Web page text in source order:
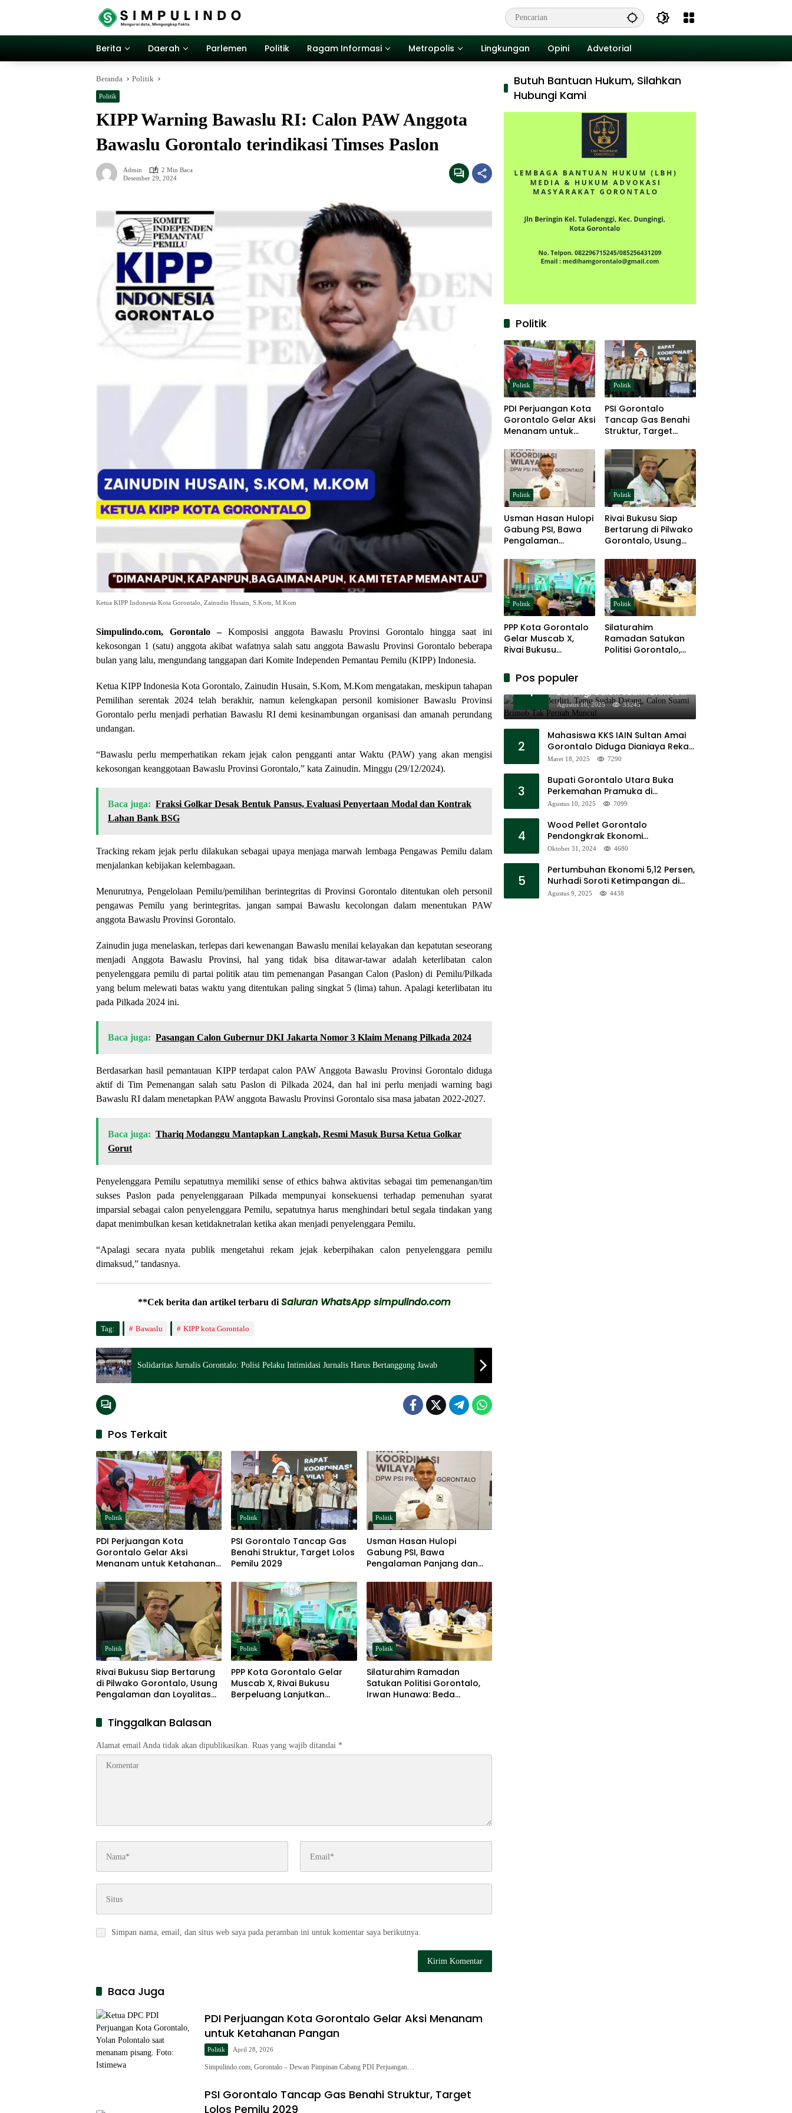
Berita Daerah Parlemen Politik Ragam Informasi Metropolis Lingkungan Opini Advetorial
Beranda Politik
Politik
KIPP Warning Bawaslu RI: Calon PAW Anggota
Bawaslu Gorontalo terindikasi Timses Paslon
Admin
2 Min Baca
Desember 29, 2024
Ketua KIPP Indonesia Kota Gorontalo, Zainudin Husain, S.Kom, M.Kom
Simpulindo.com, Gorontalo – Komposisi anggota Bawaslu Provinsi Gorontalo hingga saat ini
kekosongan 1 (satu) anggota akibat wafatnya salah satu anggota Bawaslu Provinsi Gorontalo beberapa
bulan yang lalu, mengundang tanggapan dari Komite Independen Pemantau Pemilu (KIPP) Indonesia.
Ketua KIPP Indonesia Kota Gorontalo, Zainudin Husain, S.Kom, M.Kom mengatakan, meskipun tahapan
Pemilihan serentak 2024 telah berakhir, namun kelengkapan personil komisioner Bawaslu Provinsi
Gorontalo perlu menjadi perhatian Bawaslu RI demi kesinambungan organisasi dan amanah perundang
undangan.
“Bawaslu perlu memperhatikan rekam jejak calon pengganti antar Waktu (PAW) yang akan mengisi
kekosongan keanggotaan Bawaslu Provinsi Gorontalo,” kata Zainudin. Minggu (29/12/2024).
Baca juga: Fraksi Golkar Desak Bentuk Pansus, Evaluasi Penyertaan Modal dan Kontrak
Lahan Bank BSG
Tracking rekam jejak perlu dilakukan sebagai upaya menjaga marwah lembaga Pengawas Pemilu dalam
menjalankan kebijakan kelembagaan.
Menurutnya, Pengelolaan Pemilu/pemilihan berintegritas di Provinsi Gorontalo ditentukan oleh personil
pengawas Pemilu yang berintegritas. jangan sampai Bawaslu kecolongan dalam menentukan PAW
anggota Bawaslu Provinsi Gorontalo.
Zainudin juga menelaskan, terlepas dari kewenangan Bawaslu menilai kelayakan dan kepatutan seseorang
menjadi Anggota Bawaslu Provinsi, hal yang tidak bisa ditawar-tawar adalah keterlibatan calon
penyelenggara pemilu di partai politik atau tim pemenangan Pasangan Calon (Paslon) di Pemilu/Pilkada
yang belum melewati batas waktu yang ditentukan paling singkat 5 (lima) tahun. Apalagi keterlibatan itu
pada Pilkada 2024 ini.
Baca juga: Pasangan Calon Gubernur DKI Jakarta Nomor 3 Klaim Menang Pilkada 2024
Berdasarkan hasil pemantauan KIPP terdapat calon PAW Anggota Bawaslu Provinsi Gorontalo diduga
aktif di Tim Pemenangan salah satu Paslon di Pilkada 2024, dan hal ini perlu menjadi warning bagi
Bawaslu RI dalam menetapkan PAW anggota Bawaslu Provinsi Gorontalo sisa masa jabatan 2022-2027.
Baca juga: Thariq Modanggu Mantapkan Langkah, Resmi Masuk Bursa Ketua Golkar
Gorut
Penyelenggara Pemilu sepatutnya memiliki sense of ethics bahwa aktivitas sebagai tim pemenangan/tim
sukses Paslon pada penyelenggaraan Pilkada mempunyai konsekuensi terhadap pemenuhan syarat
imparsial sebagai calon penyelenggara Pemilu, sepatutnya harus menghindari betul segala tindakan yang
dapat menimbulkan kesan ketidaknetralan ketika akan menjadi penyelenggara Pemilu.
“Apalagi secara nyata publik mengetahui rekam jejak keberpihakan calon penyelenggara pemilu
dimaksud,” tandasnya.
**Cek berita dan artikel terbaru di Saluran WhatsApp simpulindo.com
Tag: Bawaslu KIPP kota Gorontalo
Solidaritas Jurnalis Gorontalo: Polisi Pelaku Intimidasi Jurnalis Harus Bertanggung Jawab
Pos Terkait
Politik
PDI Perjuangan Kota
Gorontalo Gelar Aksi
Menanam untuk Ketahanan
Politik
PSI Gorontalo Tancap Gas
Benahi Struktur, Target Lolos
Pemilu 2029
Politik
Usman Hasan Hulopi
Gabung PSI, Bawa
Pengalaman Panjang dan
Politik
Rivai Bukusu Siap Bertarung
di Pilwako Gorontalo, Usung
Pengalaman dan Loyalitas
Politik
PPP Kota Gorontalo Gelar
Muscab X, Rivai Bukusu
Berpeluang Lanjutkan
Politik
Silaturahim Ramadan
Satukan Politisi Gorontalo,
Irwan Hunawa: Beda
Tinggalkan Balasan
Alamat email Anda tidak akan dipublikasikan. Ruas yang wajib ditandai *
Simpan nama, email, dan situs web saya pada peramban ini untuk komentar saya berikutnya.
Baca Juga
PDI Perjuangan Kota Gorontalo Gelar Aksi Menanam
untuk Ketahanan Pangan
Politik April 28, 2026
Simpulindo.com, Gorontalo – Dewan Pimpinan Cabang PDI Perjuangan…
PSI Gorontalo Tancap Gas Benahi Struktur, Target
Lolos Pemilu 2029
Butuh Bantuan Hukum, Silahkan
Hubungi Kami
Politik
Politik
PDI Perjuangan Kota
Gorontalo Gelar Aksi
Menanam untuk
Politik
PSI Gorontalo
Tancap Gas Benahi
Struktur, Target
Politik
Usman Hasan Hulopi
Gabung PSI, Bawa
Pengalaman
Akar Rumput
Politik
Rivai Bukusu Siap
Bertarung di Pilwako
Gorontalo, Usung
Loyalitas Politik
Politik
PPP Kota Gorontalo
Gelar Muscab X,
Rivai Bukusu
Lanjutkan
Kepemimpinan
Politik
Silaturahim
Ramadan Satukan
Politisi Gorontalo,
Pos populer
1
11 Tenda Berdiri, Tamu Sudah
Datang, Calon Suami Brimob
Tak Pernah Muncul
Agustus 10, 2025 33245
2
Mahasiswa KKS IAIN Sultan Amai
Gorontalo Diduga Dianiaya Rekan
Sendiri di Popayato Barat
Maret 18, 2025 7290
3
Bupati Gorontalo Utara Buka
Perkemahan Pramuka di
Sumalata
Agustus 10, 2025 7099
4
Wood Pellet Gorontalo
Pendongkrak Ekonomi
Masyarakat Dan Mendorong
Oktober 31, 2024 4680
5
Pertumbuhan Ekonomi 5,12 Persen,
Nurhadi Soroti Ketimpangan di
Lapangan
Agustus 9, 2025 4438